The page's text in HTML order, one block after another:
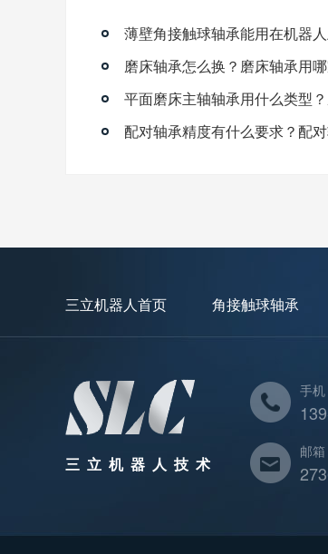
磨床轴承怎么换？磨床轴承用
平面磨床主轴轴承用什么类型
配对轴承精度有什么要求？配
三立机器人首页 角接触球轴承
三立机器人技术
手机
邮箱